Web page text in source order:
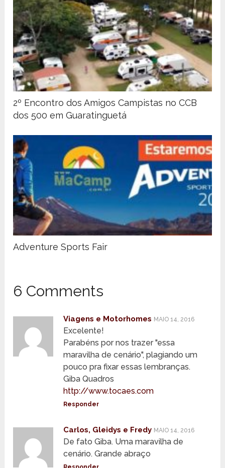
2º Encontro dos Amigos Campistas no CCB
dos 500 em Guaratinguetá
Adventure Sports Fair
6 Comments
Viagens e Motorhomes MAIO 14, 2016
Excelente!
Parabéns por nos trazer "essa
maravilha de cenário", plagiando um
pouco pra fixar essas lembranças.
Giba Quadros
http://www.tocaes.com
Responder
Carlos, Gleidys e Fredy MAIO 14, 2016
De fato Giba. Uma maravilha de
cenário. Grande abraço